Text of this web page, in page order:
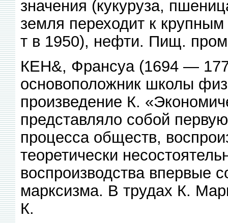
значения (кукуруза,
земля переходит к
т в 1950), нефти. Пищ.
КЕН&, Франсуа (1694 —
основоположник школы
произведение К.
представляло собой
процесса обществ,
теоретически
воспроизводства впервые
марксизма. В трудах К.
К.